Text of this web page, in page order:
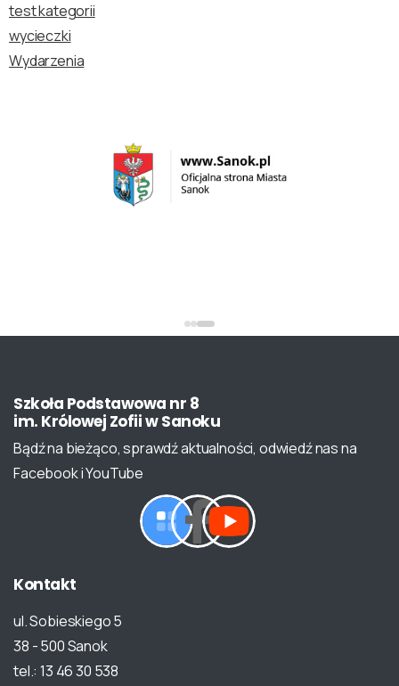
test kategorii
wycieczki
Wydarzenia
Szkoła Podstawowa nr 8
im. Królowej ZofiiwSanoku
Bądź na bieżąco, sprawdź aktualności, odwiedź nas na
Facebook i YouTube
Kontakt
ul. Sobieskiego 5
38 - 500 Sanok
tel.: 13 46 30 538